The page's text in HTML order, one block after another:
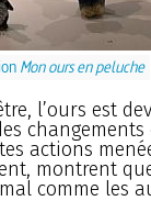
Mon ours en peluche
l’ours est
actions
montrent
comme les